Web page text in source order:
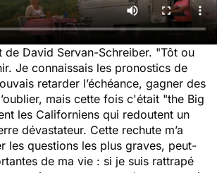
de David Servan-Schreiber. "Tôt ou
Je connaissais les pronostics de
retarder l’échéance, gagner des
mais cette fois c'était "the Big
les Californiens qui redoutent un
dévastateur. Cette rechute m’a
les questions les plus graves, peut-
de ma vie : si je suis rattrapé